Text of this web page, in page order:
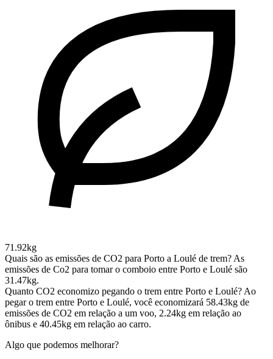
71.92kg
Quais são as emissões de CO2 para Porto a Loulé de trem? As
emissões de Co2 para tomar o comboio entre Porto e Loulé são
31.47kg.
Quanto CO2 economizo pegando o trem entre Porto e Loulé? Ao
pegar o trem entre Porto e Loulé, você economizará 58.43kg de
emissões de CO2 em relação a um voo, 2.24kg em relação ao
ônibus e 40.45kg em relação ao carro.
Algo que podemos melhorar?